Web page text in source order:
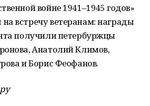
войне 1941–1945 годов»
встречу ветеранам: награды
получили петербуржцы
Анатолий Климов,
и Борис Феофанов.